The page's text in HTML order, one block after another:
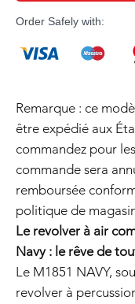
Order Safely with:
Remarque : ce
être expédié aux
commandez pour
commande sera
remboursée
politique de
Le revolver à air
Navy : le rêve de
Le M1851 NAVY,
revolver à